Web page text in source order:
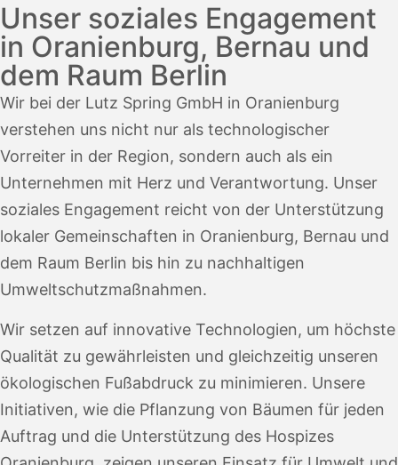
Unser soziales Engagement
in Oranienburg, Bernau und
dem Raum Berlin
Wir bei der Lutz Spring GmbH in Oranienburg
verstehen uns nicht nur als technologischer
Vorreiter in der Region, sondern auch als ein
Unternehmen mit Herz und Verantwortung. Unser
soziales Engagement reicht von der Unterstützung
lokaler Gemeinschaften in Oranienburg, Bernau und
dem Raum Berlin bis hin zu nachhaltigen
Umweltschutzmaßnahmen.
Wir setzen auf innovative Technologien, um höchste
Qualität zu gewährleisten und gleichzeitig unseren
ökologischen Fußabdruck zu minimieren. Unsere
Initiativen, wie die Pflanzung von Bäumen für jeden
Auftrag und die Unterstützung des Hospizes